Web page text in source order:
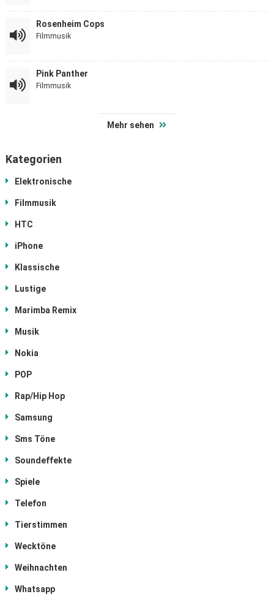
Rosenheim Cops
Filmmusik
Pink Panther
Filmmusik
Mehr sehen
Kategorien
Elektronische
Filmmusik
HTC
iPhone
Klassische
Lustige
Marimba Remix
Musik
Nokia
POP
Rap/Hip Hop
Samsung
Sms Töne
Soundeffekte
Spiele
Telefon
Tierstimmen
Wecktöne
Weihnachten
Whatsapp